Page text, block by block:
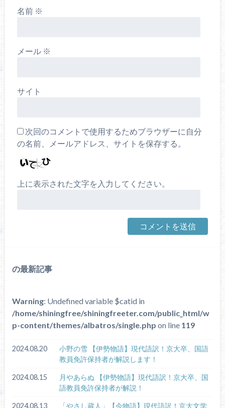
名前 ※
メール ※
サイト
次回のコメントで使用するためブラウザーに自分
の名前、メールアドレス、サイトを保存する。
上に表示された文字を入力してください。
の最新記事
Warning: Undefined variable $catid in
/home/shiningfree/shiningfreeter.com/public_html/w
p-content/themes/albatros/single.php on line 119
2024.08.20
小野の雪 【伊勢物語】現代語訳！京大卒、国語
教員免許保持者が解説します！
2024.08.15
月やあらぬ 【伊勢物語】現代語訳！京大卒、国
語教員免許保持者が解説！
2024.08.13
「やさし蔵人」【今物語】現代語訳！京大文学